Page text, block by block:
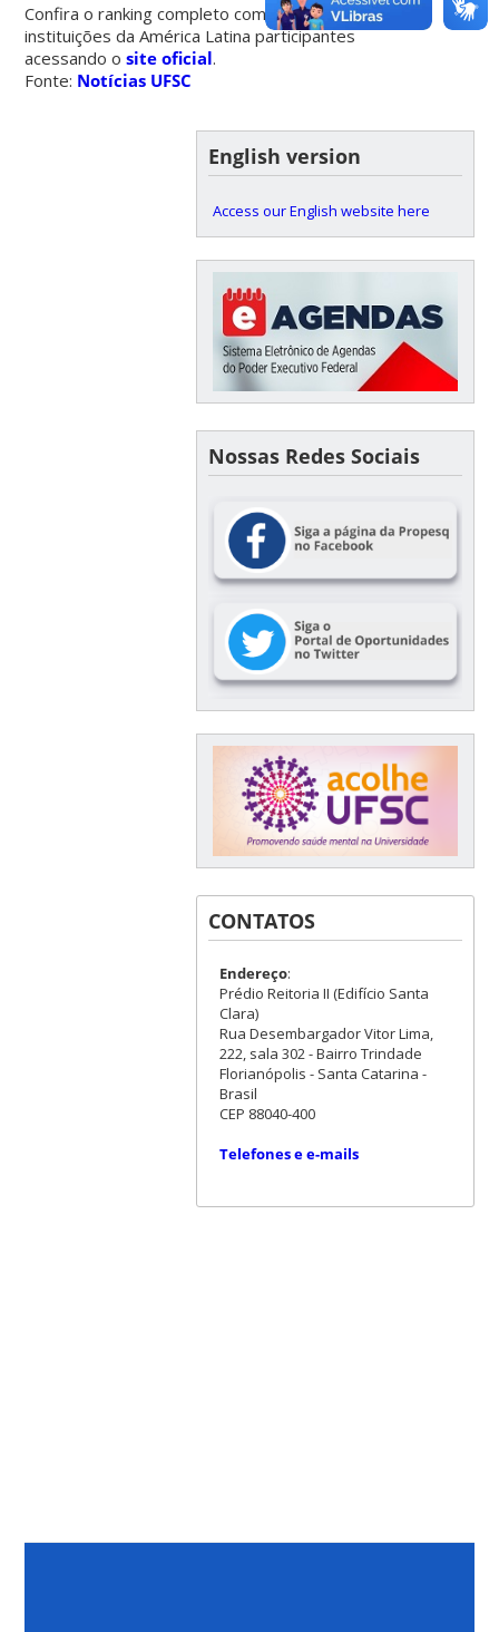
Confira o ranking completo com as todas as
instituições da América Latina participantes
acessando osite oficial.
Fonte: Notícias UFSC
English version
Access our English website here
Nossas Redes Sociais
CONTATOS
Endereço:
Prédio Reitoria II (Edifício Santa
Clara)
Rua Desembargador Vitor Lima,
222, sala 302 - Bairro Trindade
Florianópolis - Santa Catarina -
Brasil
CEP 88040-400
Telefones e e-mails